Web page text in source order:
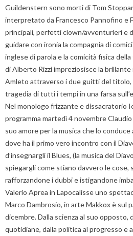
Guildenstern sono morti di Tom
interpretato da Francesco Pannofino e
principali, perfetti clown/avventurieri e
guidare con ironia la compagnia di
inglese di parola e la comicità fisica della
di Alberto Rizzi impreziosisce la
Amleto attraverso i due guitti del titolo,
tragedia di tutti i tempi in una farsa
Nel monologo frizzante e dissacratorio
programma martedì 4 novembre
suo amore per la musica che lo conduce
dove ha il primo vero incontro con il
d’insegnargli il Blues, (la musica del
spiegargli come stiano davvero le cose,
rafforzandone i dubbi e istigandone
Valerio Aprea in Lapocalisse uno
Marco Dambrosio, in arte Makkox è sul
dicembre. Dalla scienza al suo opposto,
quotidiane, dalla politica al progresso e